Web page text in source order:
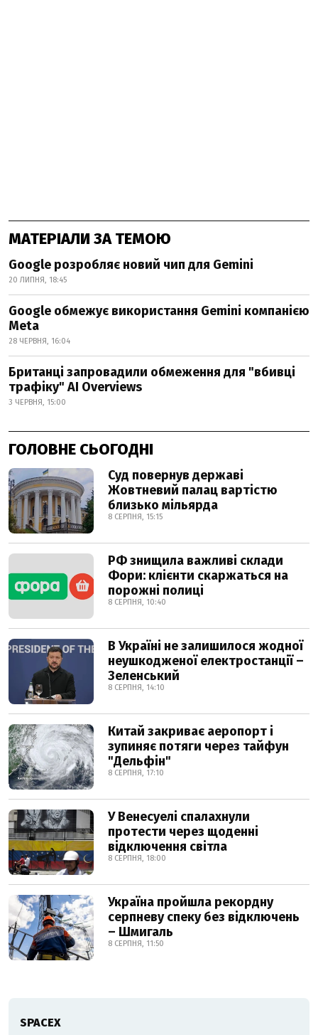
МАТЕРІАЛИ ЗА ТЕМОЮ
Google розробляє новий чип для Gemini
20 ЛИПНЯ, 18:45
Google обмежує використання Gemini компанією
Meta
28 ЧЕРВНЯ, 16:04
Британці запровадили обмеження для "вбивці
трафіку" AI Overviews
3 ЧЕРВНЯ, 15:00
ГОЛОВНЕ СЬОГОДНІ
Суд повернув державі
Жовтневий палац вартістю
близько мільярда
8 СЕРПНЯ, 15:15
РФ знищила важливі склади
Фори: клієнти скаржаться на
порожні полиці
8 СЕРПНЯ, 10:40
В Україні не залишилося жодної
неушкодженої електростанції –
Зеленський
8 СЕРПНЯ, 14:10
Китай закриває аеропорт і
зупиняє потяги через тайфун
"Дельфін"
8 СЕРПНЯ, 17:10
У Венесуелі спалахнули
протести через щоденні
відключення світла
8 СЕРПНЯ, 18:00
Україна пройшла рекордну
серпневу спеку без відключень
– Шмигаль
8 СЕРПНЯ, 11:50
SPACEX